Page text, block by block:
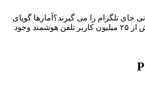
جای تلگرام را می گیرند؟آمارها گویای
آن است که در ایران بیش از ۲۵ میلیون کاربر تلفن هوشمند وجود